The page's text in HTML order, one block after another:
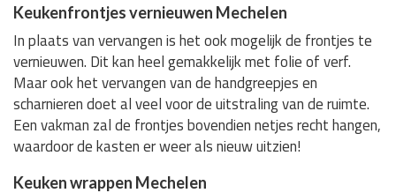
Keukenfrontjes vernieuwen Mechelen
In plaats van vervangen is het ook mogelijk de frontjes te
vernieuwen. Dit kan heel gemakkelijk met folie of verf.
Maar ook het vervangen van de handgreepjes en
scharnieren doet al veel voor de uitstraling van de ruimte.
Een vakman zal de frontjes bovendien netjes recht hangen,
waardoor de kasten er weer als nieuw uitzien!
Keuken wrappen Mechelen